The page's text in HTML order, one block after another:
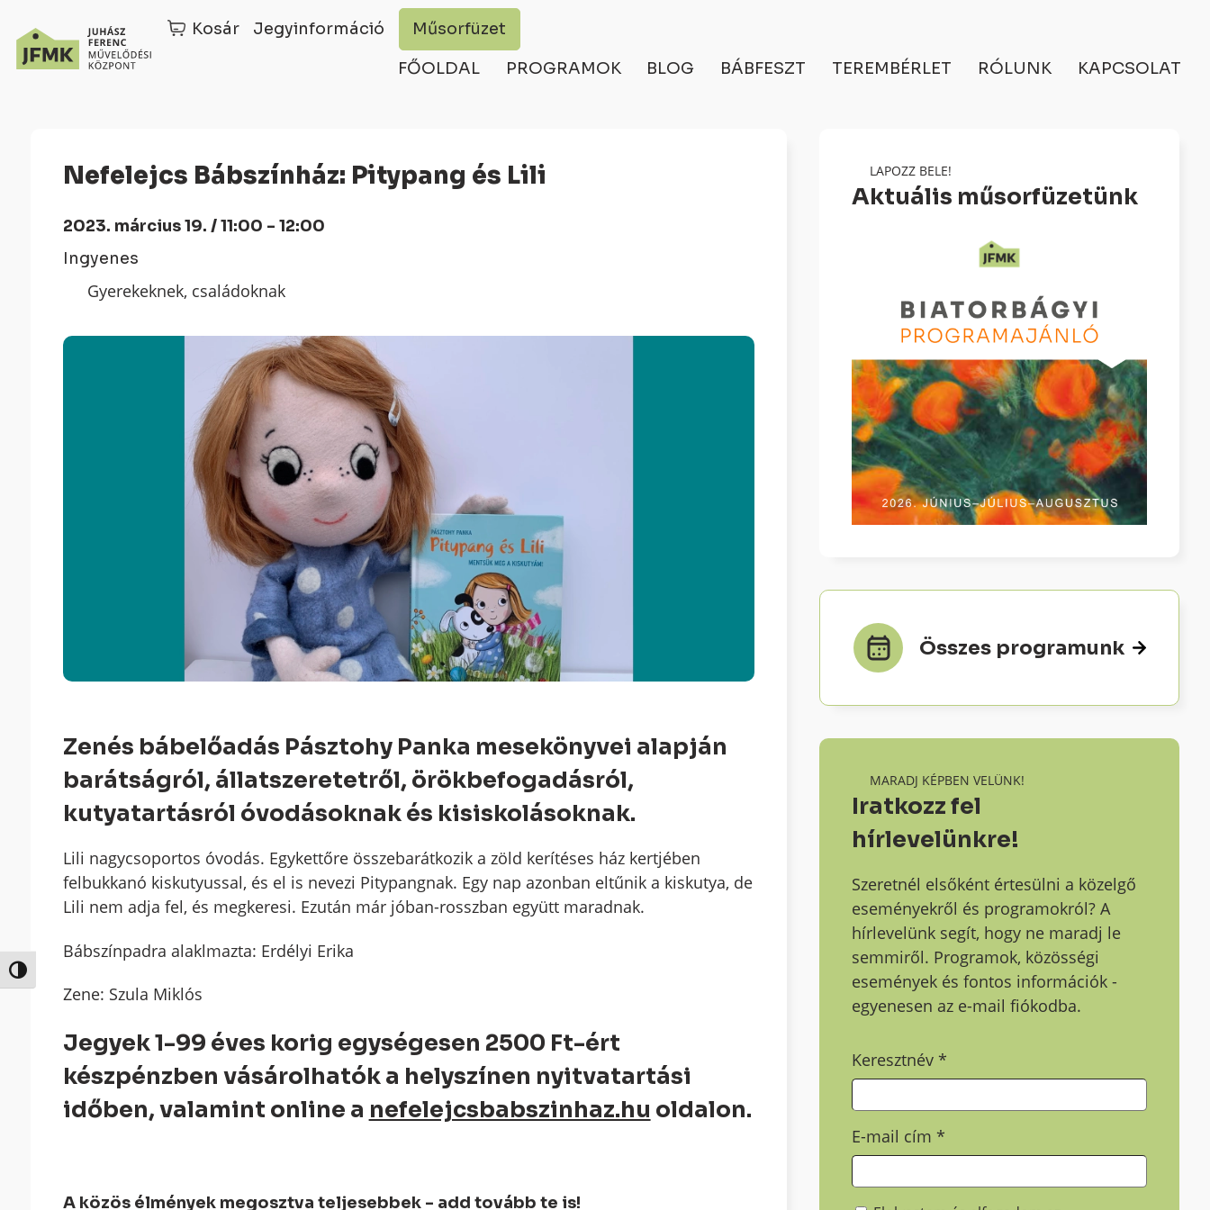
Nagy kontraszt váltása
Kosár Jegyinformáció Műsorfüzet
FŐOLDAL PROGRAMOK BLOG BÁBFESZT TEREMBÉRLET RÓLUNK KAPCSOLAT
Nefelejcs Bábszínház: Pitypang és Lili
2023. március 19. / 11:00 - 12:00
Ingyenes
Gyerekeknek, családoknak
Zenés bábelőadás Pásztohy Panka mesekönyvei alapján
barátságról, állatszeretetről, örökbefogadásról,
kutyatartásról óvodásoknak és kisiskolásoknak.
Lili nagycsoportos óvodás. Egykettőre összebarátkozik a zöld kerítéses ház kertjében
felbukkanó kiskutyussal, és el is nevezi Pitypangnak. Egy nap azonban eltűnik a kiskutya, de
Lili nem adja fel, és megkeresi. Ezután már jóban-rosszban együtt maradnak.
Bábszínpadra alaklmazta: Erdélyi Erika
Zene: Szula Miklós
Jegyek 1-99 éves korig egységesen 2500 Ft-ért
készpénzben vásárolhatók a helyszínen nyitvatartási
időben, valamint online a nefelejcsbabszinhaz.hu oldalon.
A közös élmények megosztva teljesebbek - add tovább te is!
LAPOZZ BELE!
Aktuális műsorfüzetünk
Összes programunk
MARADJ KÉPBEN VELÜNK!
Iratkozz fel
hírlevelünkre!
Szeretnél elsőként értesülni a közelgő
eseményekről és programokról? A
hírlevelünk segít, hogy ne maradj le
semmiről. Programok, közösségi
események és fontos információk -
egyenesen az e-mail fiókodba.
Keresztnév*
E-mail cím*